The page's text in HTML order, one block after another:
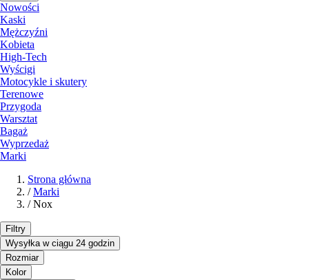
Nowości
Kaski
Mężczyźni
Kobieta
High-Tech
Wyścigi
Motocykle i skutery
Terenowe
Przygoda
Warsztat
Bagaż
Wyprzedaż
Marki
Strona główna
/ Marki
/ Nox
Filtry
Wysyłka w ciągu 24 godzin
Rozmiar
Kolor